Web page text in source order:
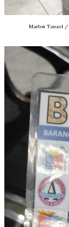
Marlon Tanael /